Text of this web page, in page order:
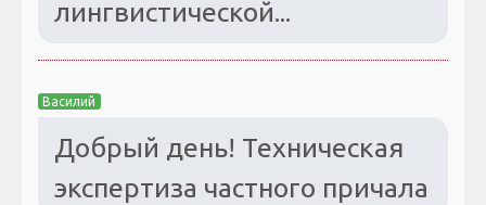
лингвистической...
Василий
Добрый день! Техническая
экспертиза частного причала